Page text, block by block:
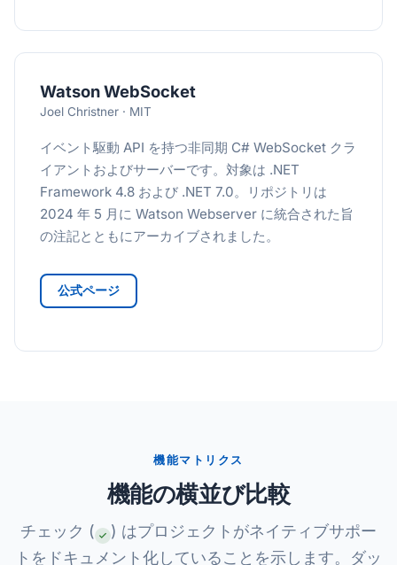
Watson WebSocket
Joel Christner · MIT
イベント駆動 API を持つ非同期 C# WebSocket クラ
イアントおよびサーバーです。対象は .NET
Framework 4.8 および .NET 7.0。リポジトリは
2024 年 5 月に Watson Webserver に統合された旨
の注記とともにアーカイブされました。
公式ページ
機能マトリクス
機能の横並び比較
チェック (
) はプロジェクトがネイティブサポー
トをドキュメント化していることを示します。ダッ